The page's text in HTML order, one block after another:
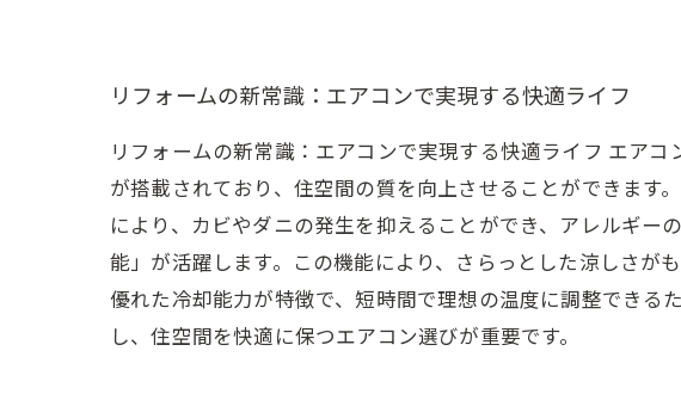
リフォームの新常識：エアコンで実現する快適ライフ
リフォームの新常識：エアコンで実現する快適ライフ エア
が搭載されており、住空間の質を向上させることができます
により、カビやダニの発生を抑えることができ、アレルギ
能」が活躍します。この機能により、さらっとした涼しさが
優れた冷却能力が特徴で、短時間で理想の温度に調整でき
し、住空間を快適に保つエアコン選びが重要です。